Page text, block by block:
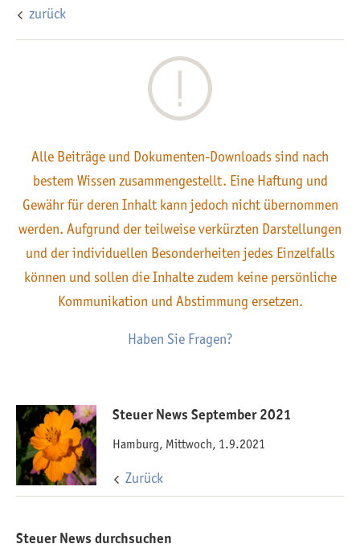
zurück
Alle Beiträge und Dokumenten-Downloads sind nach
bestem Wissen zusammengestellt. Eine Haftung und
Gewähr für deren Inhalt kann jedoch nicht übernommen
werden. Aufgrund der teilweise verkürzten Darstellungen
und der individuellen Besonderheiten jedes Einzelfalls
können und sollen die Inhalte zudem keine persönliche
Kommunikation und Abstimmung ersetzen.
Haben Sie Fragen?
Steuer News September 2021
Hamburg, Mittwoch, 1.9.2021
Zurück
Steuer News durchsuchen